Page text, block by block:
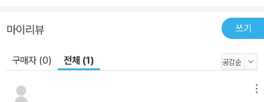
마이리뷰 쓰기
구매자 (0) 전체 (1)